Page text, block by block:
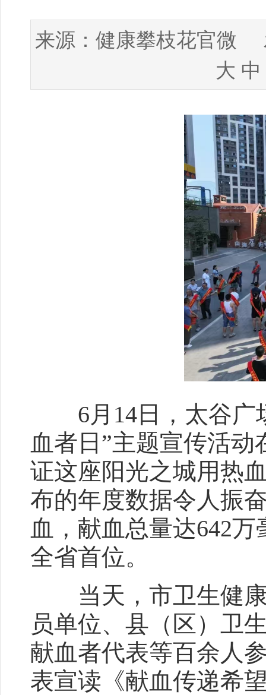
来源： 健康攀枝花官微
大 中
6月14日，太谷广
血者日”主题宣传活
证这座阳光之城用热
布的年度数据令人振
血，献血总量达642
全省首位。
当天，市卫生健康
员单位、县（区）卫
献血者代表等百余人
表宣读《献血传递希